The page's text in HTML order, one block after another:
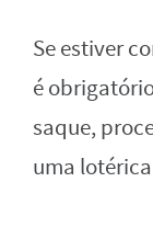
Se estiver
é
saque,
uma